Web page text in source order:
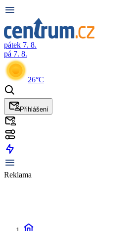
pátek 7. 8.
pá 7. 8.
26°C
Přihlášení
Reklama